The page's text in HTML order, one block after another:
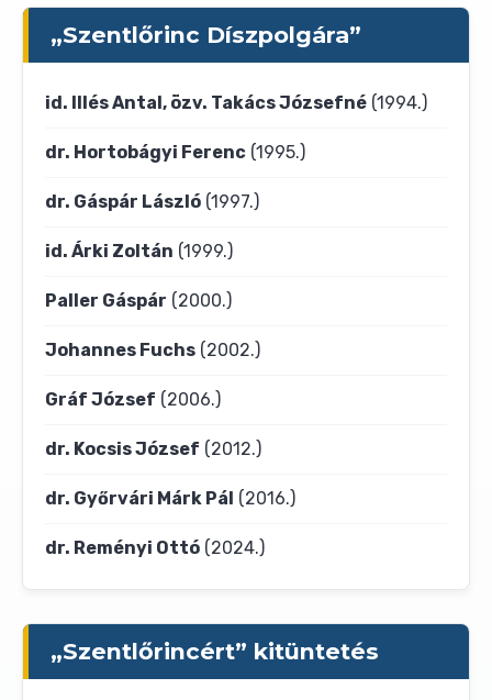
„Szentlőrinc Díszpolgára”
id. Illés Antal, özv. Takács Józsefné (1994.)
dr. Hortobágyi Ferenc (1995.)
dr. Gáspár László (1997.)
id. Árki Zoltán (1999.)
Paller Gáspár (2000.)
Johannes Fuchs (2002.)
Gráf József (2006.)
dr. Kocsis József (2012.)
dr. Győrvári Márk Pál (2016.)
dr. Reményi Ottó (2024.)
„Szentlőrincért” kitüntetés